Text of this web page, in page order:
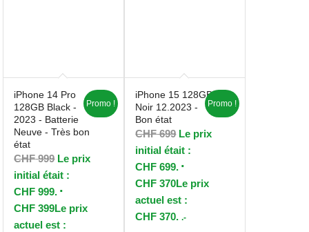
iPhone 14 Pro
128GB Black -
2023 - Batterie
Neuve - Très bon
état
CHF999 Le prix
initial était :
CHF 999.
CHF 399Le prix
actuel est :
Promo !
iPhone 15 128GB
Noir 12.2023 -
Bon état
CHF699 Le prix
initial était :
CHF 699.
CHF 370Le prix
actuel est :
CHF 370. .-
Promo !